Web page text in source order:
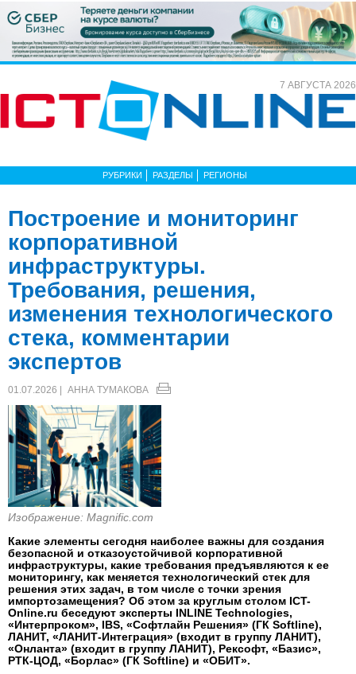
7 АВГУСТА 2026
РУБРИКИ РАЗДЕЛЫ РЕГИОНЫ
Построение и мониторинг
корпоративной
инфраструктуры.
Требования, решения,
изменения технологического
стека, комментарии
экспертов
01.07.2026 | АННА ТУМАКОВА
Изображение: Magnific.com
Какие элементы сегодня наиболее важны для создания
безопасной и отказоустойчивой корпоративной
инфраструктуры, какие требования предъявляются к ее
мониторингу, как меняется технологический стек для
решения этих задач, в том числе с точки зрения
импортозамещения? Об этом за круглым столом ICT-
Online.ru беседуют эксперты INLINE Technologies,
«Интерпроком», IBS, «Софтлайн Решения» (ГК Softline),
ЛАНИТ, «ЛАНИТ-Интеграция» (входит в группу ЛАНИТ),
«Онланта» (входит в группу ЛАНИТ), Рексофт, «Базис»,
РТК-ЦОД, «Борлас» (ГК Softline) и «ОБИТ».